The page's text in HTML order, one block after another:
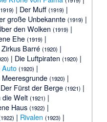
| Der Muff (1919) |
große Unbekannte (1919) |
den Wolken (1919) |
Ehe (1919) |
Barré (1920) |
| Die Luftpiraten (1920) |
Auto (1920) |
(1920) |
Der Fürst der Berge (1921) |
die Welt (1921) |
Haus (1922) |
| Rivalen (1923) |